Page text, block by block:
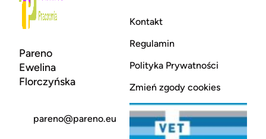
Pareno
Ewelina
Florczyńska
pareno@pareno.eu
Kontakt
Regulamin
Polityka Prywatności
Zmień zgody cookies